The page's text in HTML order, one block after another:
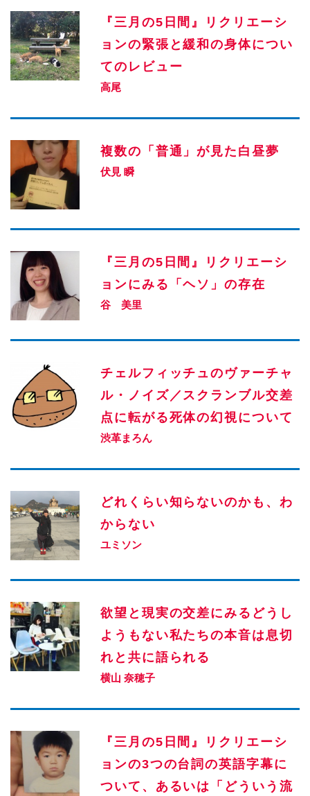
『三月の5日間』リクリエーシ
ョンの緊張と緩和の身体につい
てのレビュー
高尾
複数の「普通」が見た白昼夢
伏見 瞬
『三月の5日間』リクリエーシ
ョンにみる「ヘソ」の存在
谷 美里
チェルフィッチュのヴァーチャ
ル・ノイズ／スクランブル交差
点に転がる死体の幻視について
渋革まろん
どれくらい知らないのかも、わ
からない
ユミソン
欲望と現実の交差にみるどうし
ようもない私たちの本音は息切
れと共に語られる
横山 奈穂子
『三月の5日間』リクリエーシ
ョンの3つの台詞の英語字幕に
ついて、あるいは「どういう流